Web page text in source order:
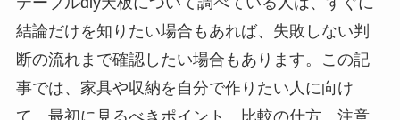
結論だけを知りたい場合もあれば、失敗しない判
断の流れまで確認したい場合もあります。この記
事では、家具や収納を自分で作りたい人に向け
て、最初に見るべきポイント、比較の仕方、注意